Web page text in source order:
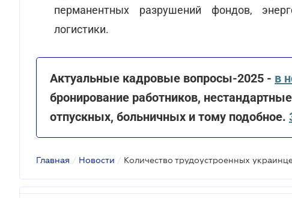
перманентных разрушений фондов,
логистики.
Актуальные кадровые вопросы-2025 - в
бронирование работников,
отпускных, больничных и тому подобное.
Главная / Новости /